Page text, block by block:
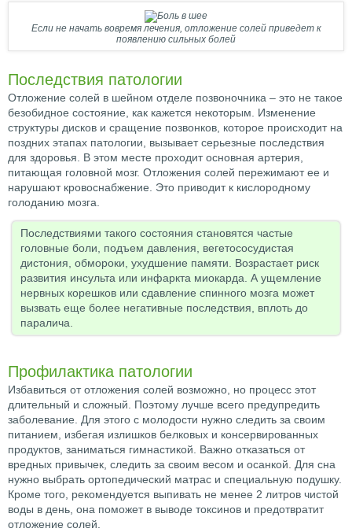
Если не начать вовремя лечения, отложение солей приведет к
появлению сильных болей
Последствия патологии
Отложение солей в шейном отделе позвоночника – это не такое
безобидное состояние, как кажется некоторым. Изменение
структуры дисков и сращение позвонков, которое происходит на
поздних этапах патологии, вызывает серьезные последствия
для здоровья. В этом месте проходит основная артерия,
питающая головной мозг. Отложения солей пережимают ее и
нарушают кровоснабжение. Это приводит к кислородному
голоданию мозга.
Последствиями такого состояния становятся частые
головные боли, подъем давления, вегетососудистая
дистония, обмороки, ухудшение памяти. Возрастает риск
развития инсульта или инфаркта миокарда. А ущемление
нервных корешков или сдавление спинного мозга может
вызвать еще более негативные последствия, вплоть до
паралича.
Профилактика патологии
Избавиться от отложения солей возможно, но процесс этот
длительный и сложный. Поэтому лучше всего предупредить
заболевание. Для этого с молодости нужно следить за своим
питанием, избегая излишков белковых и консервированных
продуктов, заниматься гимнастикой. Важно отказаться от
вредных привычек, следить за своим весом и осанкой. Для сна
нужно выбрать ортопедический матрас и специальную подушку.
Кроме того, рекомендуется выпивать не менее 2 литров чистой
воды в день, она поможет в выводе токсинов и предотвратит
отложение солей.